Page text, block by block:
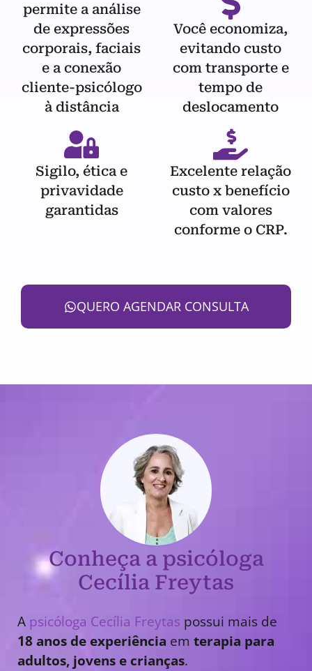
permite a análise
de expressões
corporais, faciais
e a conexão
cliente-psicólogo
à distância
Sigilo, ética e
privavidade
garantidas
Você economiza,
evitando custo
com transporte e
tempo de
deslocamento
Excelente relação
custo x benefício
com valores
conforme o CRP.
QUERO AGENDAR CONSULTA
Conheça a psicóloga
Cecília Freytas
A psicóloga Cecília Freytas possui mais de
18 anos de experiência em terapia para
adultos, jovens e crianças.